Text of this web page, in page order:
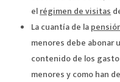
elrégimen de visitas
La cuantía de la
menores debe abonar
contenido de los
menores y como han